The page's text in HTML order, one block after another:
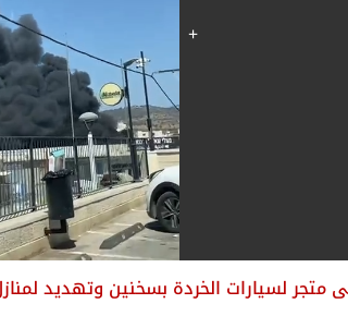
متجر لسيارات الخردة بسخنين وتهديد